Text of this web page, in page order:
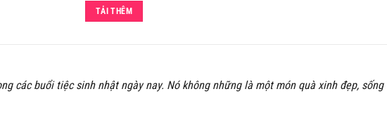
TẢI THÊM
các buổi tiệc sinh nhật ngày nay. Nó không những là một món quà xinh đẹp,